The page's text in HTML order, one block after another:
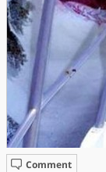
Comment